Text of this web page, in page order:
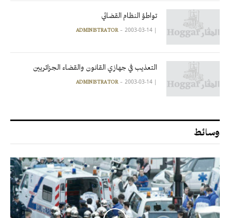
تواطؤ النظام القضائي
|
ADMINISTRATOR 2003-03-14
التعذيب في جهازي القانون والقضاء الجزائريين
|
ADMINISTRATOR 2003-03-14
وسائط